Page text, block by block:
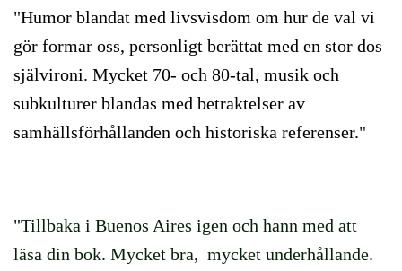
"Humor blandat med livsvisdom om hur de val vi
gör formar oss, personligt berättat med en stor dos
självironi. Mycket 70- och 80-tal, musik och
subkulturer blandas med betraktelser av
samhällsförhållanden och historiska referenser."
"Tillbaka i Buenos Aires igen och hann med att
läsa din bok. Mycket bra, mycket underhållande.